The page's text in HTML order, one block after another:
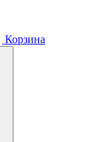
Корзина